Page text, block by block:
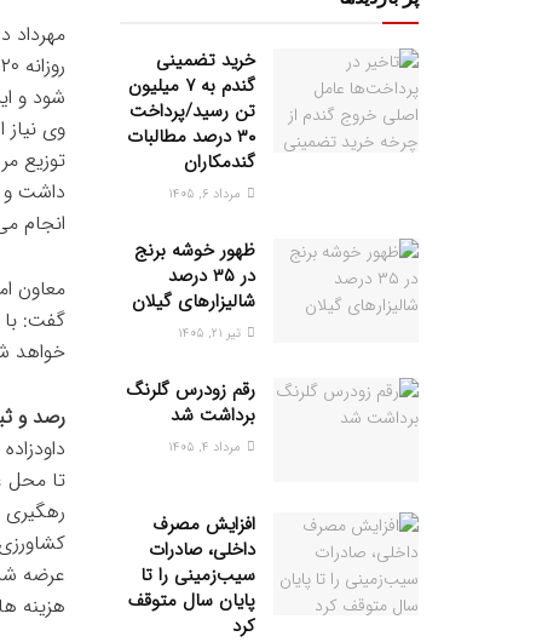
مهرداد
شود و
توزیع
داشت و
انجام
معاون
گفت: با
خواهد
رصد و
تا محل
رهگیری
عرضه
هزینه
خرید تضمینی
گندم به ۷ میلیون
تن رسید/پرداخت
۳۰ درصد مطالبات
گندمکاران
مرداد ۶, ۱۴۰۵
ظهور خوشه برنج
در ۳۵ درصد
شالیزارهای گیلان
تیر ۲۱, ۱۴۰۵
رقم زودرس گلرنگ
برداشت شد
مرداد ۴, ۱۴۰۵
افزایش مصرف
داخلی، صادرات
سیب‌زمینی را تا
پایان سال متوقف
کرد